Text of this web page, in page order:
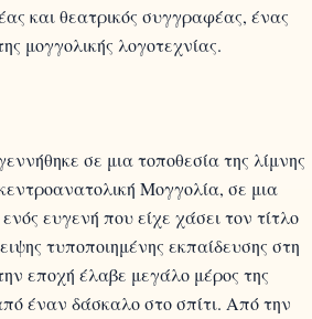
και θεατρικός συγγραφέας, ένας
σε μια τοποθεσία της λίμνης
Μογγολία, σε μια
ευγενή που είχε χάσει τον τίτλο
τυποποιημένης εκπαίδευσης στη
εποχή έλαβε μεγάλο μέρος της
έναν δάσκαλο στο σπίτι. Από την